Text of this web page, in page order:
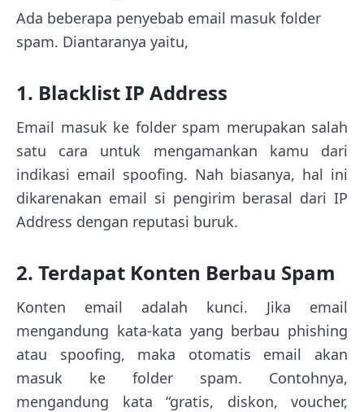
Ada beberapa penyebab email masuk folder
spam. Diantaranya yaitu,
1. Blacklist IP Address
Email masuk ke folder spam merupakan salah
satu cara untuk mengamankan kamu dari
indikasi email spoofing. Nah biasanya, hal ini
dikarenakan email si pengirim berasal dari IP
Address dengan reputasi buruk.
2. Terdapat Konten Berbau Spam
Konten email adalah kunci. Jika email
mengandung kata-kata yang berbau phishing
atau spoofing, maka otomatis email akan
masuk ke folder spam. Contohnya,
mengandung kata “gratis, diskon, voucher,